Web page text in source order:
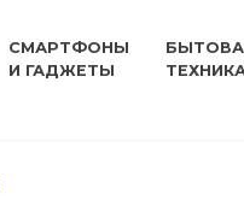
СМАРТФОНЫ
И ГАДЖЕТЫ